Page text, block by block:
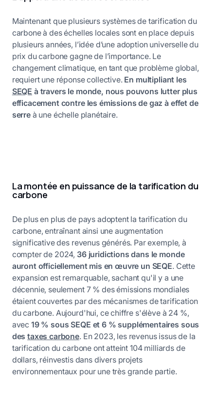
Maintenant que plusieurs systèmes de tarification du
carbone à des échelles locales sont en place depuis
plusieurs années, l’idée d’une adoption universelle du
prix du carbone gagne de l’importance. Le
changement climatique, en tant que problème global,
requiert une réponse collective. En multipliant les
SEQE à travers le monde, nous pouvons lutter plus
efficacement contre les émissions de gaz à effet de
serreà une échelle planétaire.
La montée en puissance de la tarification du
carbone
De plus en plus de pays adoptent la tarification du
carbone, entraînant ainsi une augmentation
significative des revenus générés. Par exemple, à
compter de 2024, 36 juridictions dans le monde
auront officiellement mis en œuvre un SEQE. Cette
expansion est remarquable, sachant qu'il y a une
décennie, seulement 7 % des émissions mondiales
étaient couvertes par des mécanismes de tarification
du carbone. Aujourd'hui, ce chiffre s'élève à 24 %,
avec 19 % sous SEQE et 6 % supplémentaires sous
destaxes carbone. En 2023, les revenus issus de la
tarification du carbone ont atteint 104 milliards de
dollars, réinvestis dans divers projets
environnementaux pour une très grande partie.